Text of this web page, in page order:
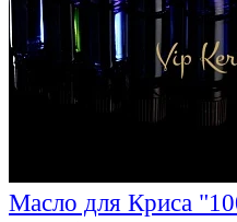
Масло для Криса